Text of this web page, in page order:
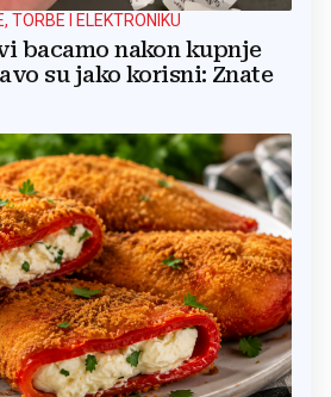
TORBE I ELEKTRONIKU
bacamo nakon kupnje
su jako korisni: Znate